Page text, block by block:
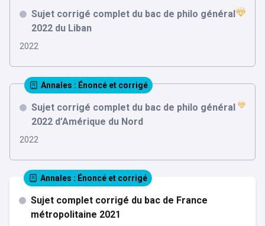
Sujet corrigé complet du bac de philo général
2022 du Liban
2022
Annales : Énoncé et corrigé
Sujet corrigé complet du bac de philo général
2022 d’Amérique du Nord
2022
Annales : Énoncé et corrigé
Sujet complet corrigé du bac de France
métropolitaine 2021